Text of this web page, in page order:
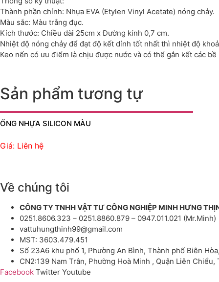
Thành phần chính: Nhựa EVA (Etylen Vinyl Acetate) nóng chảy.
Màu sắc: Màu trắng đục.
Kích thước: Chiều dài 25cm x Đường kính 0,7 cm.
Nhiệt độ nóng chảy để đạt độ kết dính tốt nhất thì nhiệt độ
Keo nến có ưu điểm là chịu được nước và có thể gắn kết các
Sản phẩm tương tự
ỐNG NHỰA SILICON MÀU
Giá: Liên hệ
Về chúng tôi
CÔNG TY TNHH VẬT TƯ CÔNG NGHIỆP MINH HƯNG
0251.8606.323 – 0251.8860.879 – 0947.011.021 (Mr.Minh)
vattuhungthinh99@gmail.com
MST: 3603.479.451
Số 23A6 khu phố 1, Phường An Bình, Thành phố Biên
CN2:139 Nam Trân, Phường Hoà Minh , Quận Liên Chiểu,
Facebook Twitter Youtube